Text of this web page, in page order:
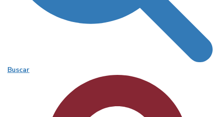
Buscar